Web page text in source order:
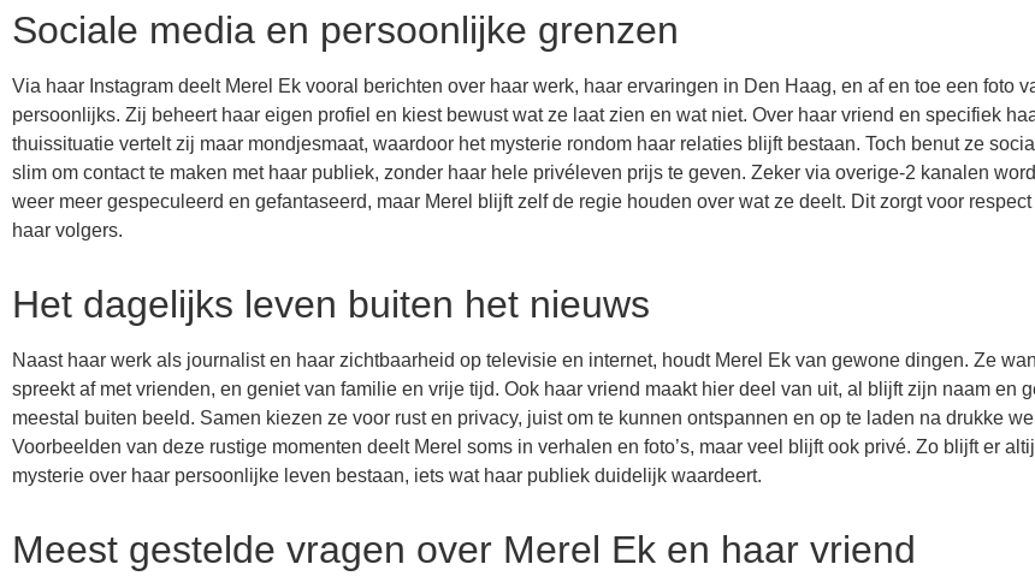
Sociale media en persoonlijke grenzen
Via haar Instagram deelt Merel Ek vooral berichten over haar werk, haar ervaringen in Den Haag, en af en toe een foto
persoonlijks. Zij beheert haar eigen profiel en kiest bewust wat ze laat zien en wat niet. Over haar vriend en specifiek
thuissituatie vertelt zij maar mondjesmaat, waardoor het mysterie rondom haar relaties blijft bestaan. Toch benut ze
slim om contact te maken met haar publiek, zonder haar hele privéleven prijs te geven. Zeker via overige-2 kanalen
weer meer gespeculeerd en gefantaseerd, maar Merel blijft zelf de regie houden over wat ze deelt. Dit zorgt voor
haar volgers.
Het dagelijks leven buiten het nieuws
Naast haar werk als journalist en haar zichtbaarheid op televisie en internet, houdt Merel Ek van gewone dingen. Ze
spreekt af met vrienden, en geniet van familie en vrije tijd. Ook haar vriend maakt hier deel van uit, al blijft zijn naam en
meestal buiten beeld. Samen kiezen ze voor rust en privacy, juist om te kunnen ontspannen en op te laden na drukke
Voorbeelden van deze rustige momenten deelt Merel soms in verhalen en foto’s, maar veel blijft ook privé. Zo blijft er
mysterie over haar persoonlijke leven bestaan, iets wat haar publiek duidelijk waardeert.
Meest gestelde vragen over Merel Ek en haar vriend